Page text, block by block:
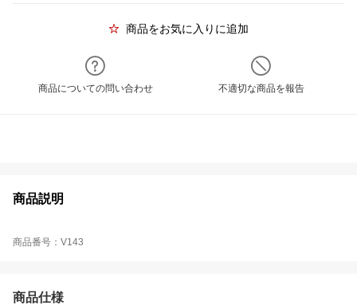
商品をお気に入りに追加
商品についての問い合わせ 不適切な商品を報告
商品説明
商品番号：V143
商品仕様